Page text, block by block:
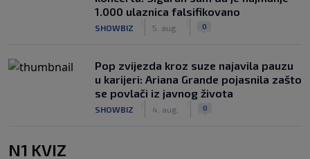
1.000 ulaznica falsifikovano
SHOWBIZ 5. aug. 0
Pop zvijezda kroz suze najavila pauzu
u karijeri: Ariana Grande pojasnila zašto
se povlači iz javnog života
SHOWBIZ 4. aug. 0
N1 KVIZ